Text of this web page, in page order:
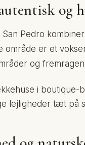
og
Pedro
område er et
og
i boutique-
lejligheder tæt på